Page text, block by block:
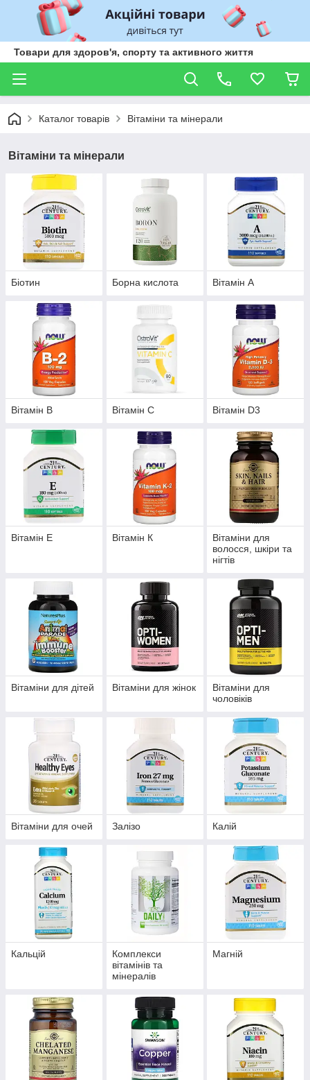
Товари для здоров'я, спорту та активного життя
Каталог товарів Вітаміни та мінерали
Вітаміни та мінерали
Біотин Борна кислота Вітамін А
Вітамін В Вітамін С Вітамін D3
Вітамін Е Вітамін К
Вітаміни для
волосся, шкіри та
нігтів
Вітаміни для дітей Вітаміни для жінок
Вітаміни для
чоловіків
Вітаміни для очей Залізо Калій
Кальцій
Комплекси
вітамінів та
мінералів
Магній